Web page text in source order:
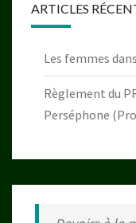
ARTICLES
Les femmes
Règlement du
Perséphone